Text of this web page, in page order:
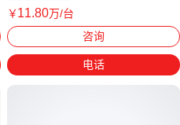
￥11.80万/台
咨询
电话